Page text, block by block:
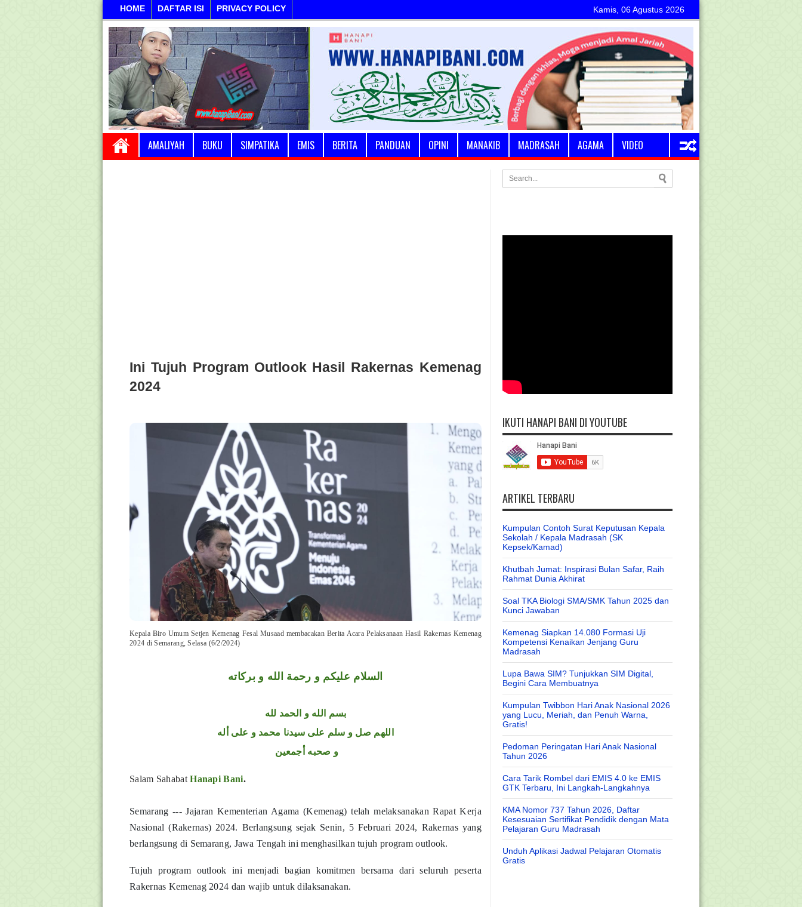
HOME DAFTAR ISI PRIVACY POLICY Kamis, 06 Agustus 2026
AMALIYAH BUKU SIMPATIKA EMIS BERITA PANDUAN OPINI MANAKIB MADRASAH AGAMA VIDEO
Ini Tujuh Program Outlook Hasil Rakernas Kemenag
2024
Kepala Biro Umum Setjen Kemenag Fesal Musaad membacakan Berita Acara Pelaksanaan Hasil Rakernas Kemenag
2024 di Semarang, Selasa (6/2/2024)
السلام عليكم و رحمة الله و بركاته
بسم الله و الحمد لله
اللهم صل و سلم على سيدنا محمد و على أله
و صحبه أجمعين
Salam SahabatHanapi Bani.
Semarang --- Jajaran Kementerian Agama (Kemenag) telah melaksanakan Rapat Kerja
Nasional (Rakernas) 2024. Berlangsung sejak Senin, 5 Februari 2024, Rakernas yang
berlangsung di Semarang, Jawa Tengah ini menghasilkan tujuh program outlook.
Tujuh program outlook ini menjadi bagian komitmen bersama dari seluruh peserta
Rakernas Kemenag 2024 dan wajib untuk dilaksanakan.
IKUTI HANAPI BANI DI YOUTUBE
ARTIKEL TERBARU
Kumpulan Contoh Surat Keputusan Kepala
Sekolah / Kepala Madrasah (SK
Kepsek/Kamad)
Khutbah Jumat: Inspirasi Bulan Safar, Raih
Rahmat Dunia Akhirat
Soal TKA Biologi SMA/SMK Tahun 2025 dan
Kunci Jawaban
Kemenag Siapkan 14.080 Formasi Uji
Kompetensi Kenaikan Jenjang Guru
Madrasah
Lupa Bawa SIM? Tunjukkan SIM Digital,
Begini Cara Membuatnya
Kumpulan Twibbon Hari Anak Nasional 2026
yang Lucu, Meriah, dan Penuh Warna,
Gratis!
Pedoman Peringatan Hari Anak Nasional
Tahun 2026
Cara Tarik Rombel dari EMIS 4.0 ke EMIS
GTK Terbaru, Ini Langkah-Langkahnya
KMA Nomor 737 Tahun 2026, Daftar
Kesesuaian Sertifikat Pendidik dengan Mata
Pelajaran Guru Madrasah
Unduh Aplikasi Jadwal Pelajaran Otomatis
Gratis